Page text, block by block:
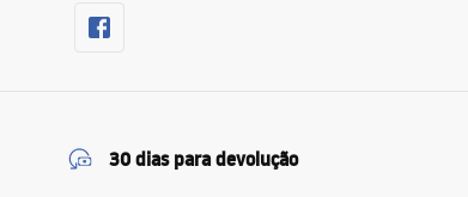
30 dias para devolução